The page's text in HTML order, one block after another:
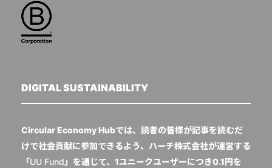
DIGITAL SUSTAINABILITY
Circular Economy Hubでは、読者の皆様が記事を読むだ
けで社会貢献に参加できるよう、ハーチ株式会社が運営する
「UU Fund 」を通じて、1ユニークユーザーにつき0.1円を